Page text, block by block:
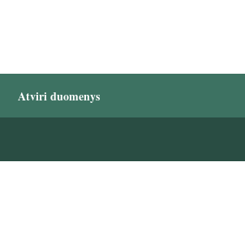
Atviri duomenys